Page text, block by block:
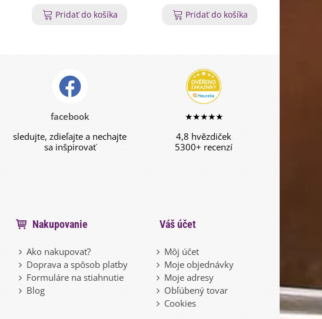
Pridať do košíka
Pridať do košíka
facebook
sledujte, zdieľajte a nechajte
sa inšpirovať
★★★★★
4,8 hvězdiček
5300+ recenzí
Nakupovanie
Ako nakupovať?
Doprava a spôsob platby
Formuláre na stiahnutie
Blog
Váš účet
Môj účet
Moje objednávky
Moje adresy
Obľúbený tovar
Cookies